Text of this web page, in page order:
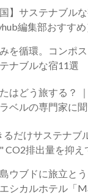
国】サステナブル
編集部おすすめ
を循環。コンポ
ナブルな宿11選
う旅する？ ｜ 英国サステナブ
ベルの専門家に
るだけサステナブ
CO2排出量を抑え
ウブドに旅立と
シカルホテル「